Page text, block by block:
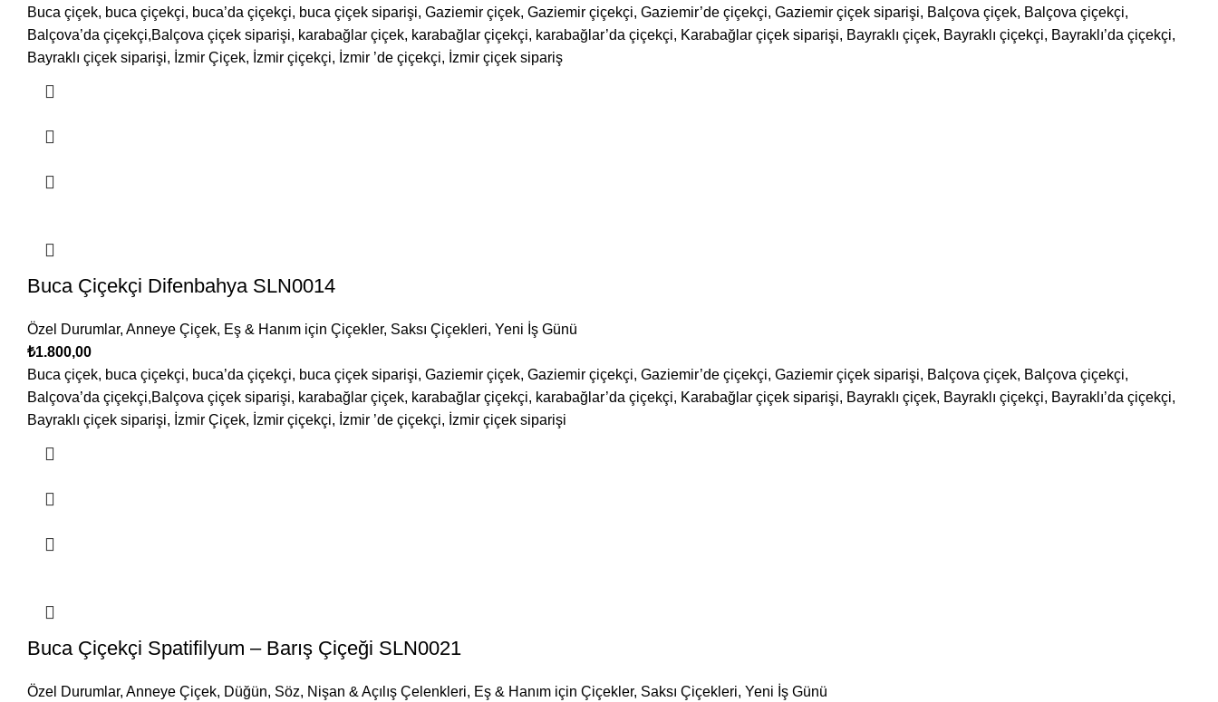
Buca çiçek, buca çiçekçi, buca’da çiçekçi, buca çiçek siparişi, Gaziemir çiçek, Gaziemir çiçekçi, Gaziemir’de çiçekçi, Gaziemir çiçek siparişi, Balçova çiçek, Balçova çiçekçi,
Balçova’da çiçekçi,Balçova çiçek siparişi, karabağlar çiçek, karabağlar çiçekçi, karabağlar’da çiçekçi, Karabağlar çiçek siparişi, Bayraklı çiçek, Bayraklı çiçekçi, Bayraklı’da çiçekçi,
Bayraklı çiçek siparişi, İzmir Çiçek, İzmir çiçekçi, İzmir ’de çiçekçi, İzmir çiçek sipariş
Buca Çiçekçi Difenbahya SLN0014
Özel Durumlar, Anneye Çiçek, Eş & Hanım için Çiçekler, Saksı Çiçekleri, Yeni İş Günü
₺1.800,00
Buca çiçek, buca çiçekçi, buca’da çiçekçi, buca çiçek siparişi, Gaziemir çiçek, Gaziemir çiçekçi, Gaziemir’de çiçekçi, Gaziemir çiçek siparişi, Balçova çiçek, Balçova çiçekçi,
Balçova’da çiçekçi,Balçova çiçek siparişi, karabağlar çiçek, karabağlar çiçekçi, karabağlar’da çiçekçi, Karabağlar çiçek siparişi, Bayraklı çiçek, Bayraklı çiçekçi, Bayraklı’da çiçekçi,
Bayraklı çiçek siparişi, İzmir Çiçek, İzmir çiçekçi, İzmir ’de çiçekçi, İzmir çiçek siparişi
Buca Çiçekçi Spatifilyum – Barış Çiçeği SLN0021
Özel Durumlar, Anneye Çiçek, Düğün, Söz, Nişan & Açılış Çelenkleri, Eş & Hanım için Çiçekler, Saksı Çiçekleri, Yeni İş Günü